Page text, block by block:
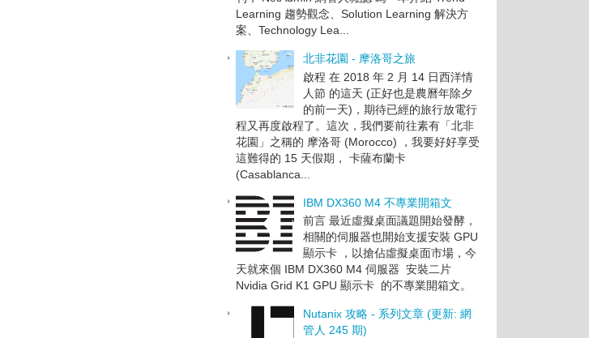
Learning 趨勢觀念、Solution Learning 解決方
案、Technology Lea...
北非花園 - 摩洛哥之旅
啟程 在 2018 年 2 月 14 日西洋情
人節 的這天 (正好也是農曆年除夕
的前一天)，期待已經的旅行放電行
程又再度啟程了。這次，我們要前往素有「北非
花園」之稱的 摩洛哥 (Morocco) ，我要好好享受
這難得的 15 天假期， 卡薩布蘭卡
(Casablanca...
IBM DX360 M4 不專業開箱文
前言 最近虛擬桌面議題開始發酵，
相關的伺服器也開始支援安裝 GPU
顯示卡 ，以搶佔虛擬桌面市場，今
天就來個 IBM DX360 M4 伺服器 安裝二片
Nvidia Grid K1 GPU 顯示卡 的不專業開箱文。
Nutanix 攻略 - 系列文章 (更新: 網
管人 245 期)